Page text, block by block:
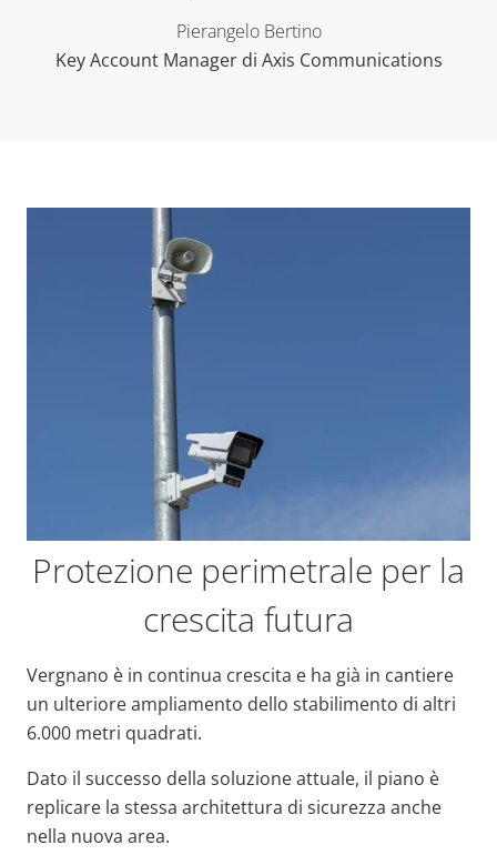
Pierangelo Bertino
Key Account Manager di Axis Communications
Protezione perimetrale per la
crescita futura
Vergnano è in continua crescita e ha già in cantiere
un ulteriore ampliamento dello stabilimento di altri
6.000 metri quadrati.
Dato il successo della soluzione attuale, il piano è
replicare la stessa architettura di sicurezza anche
nella nuova area.